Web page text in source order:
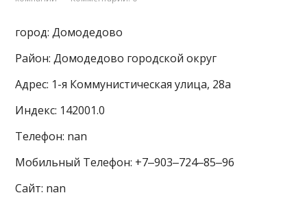
город: Домодедово
Район: Домодедово городской округ
Адрес: 1-я Коммунистическая улица, 28а
Индекс: 142001.0
Телефон: nan
Мобильный Телефон: +7‒903‒724‒85‒96
Сайт: nan